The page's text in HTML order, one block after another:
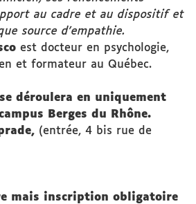
au cadre et au dispositif et
source d’empathie.
est docteur en psychologie,
et formateur au Québec.
déroulera en uniquement
Berges du Rhône.
(entrée, 4 bis rue de
mais inscription obligatoire